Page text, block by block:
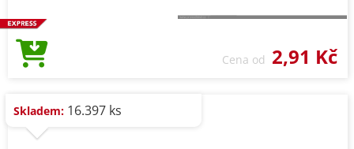
Cena od 2,91 Kč
Skladem: 16.397 ks